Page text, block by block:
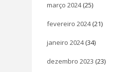
março 2024(25)
fevereiro 2024(21)
janeiro 2024(34)
dezembro 2023 (23)